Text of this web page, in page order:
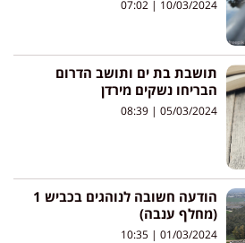
10/03/2024
תושבת בת ים ותושב הדרום
הבריחו נשקים מירדן
05/03/2024
הודעה חשובה לנוהגים בכביש 1
(מחלף ענבה)
01/03/2024